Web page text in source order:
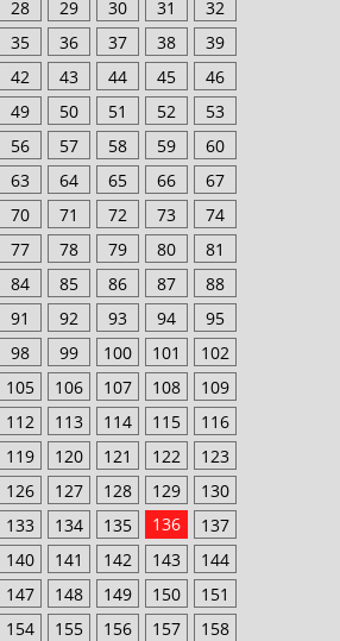
28 29 30 31
32
35 36 37 38
39
42 43 44 45
46
49 50 51 52
53
56 57 58 59
60
63 64 65 66
67
70 71 72 73
74
77 78 79 80
81
84 85 86 87
88
91 92 93 94
95
98 99 100 101
102
105 106 107 108
109
112 113 114 115
116
119 120 121 122
123
126 127 128 129
130
133 134 135 136
137
140 141 142 143
144
147 148 149 150
151
154 155 156 157
158